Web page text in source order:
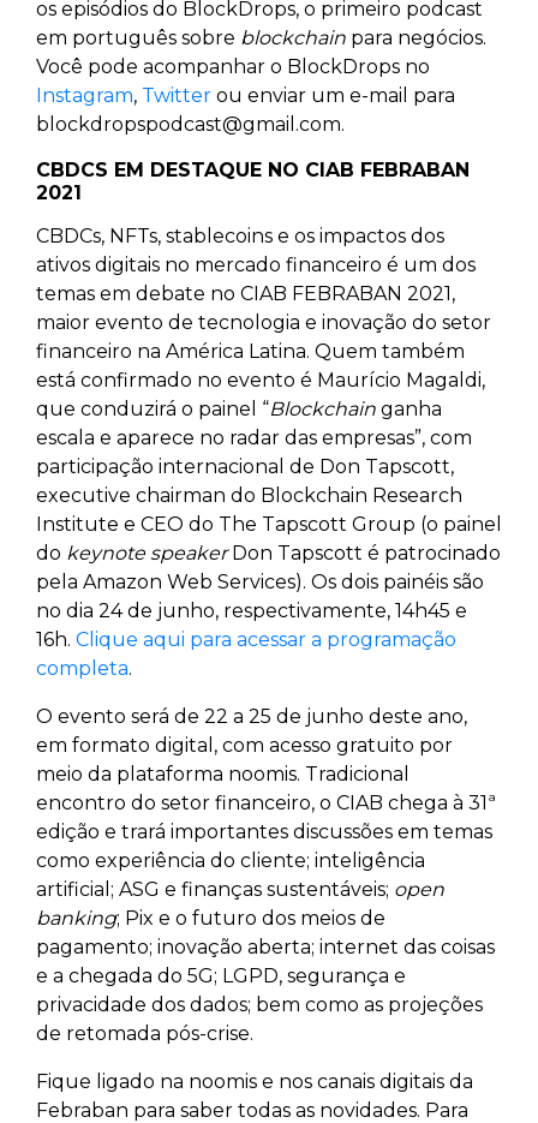
os episódios do BlockDrops, o primeiro podcast
em português sobre blockchain para negócios.
Você pode acompanhar o BlockDrops no
Instagram, Twitter ou enviar um e-mail para
blockdropspodcast@gmail.com.
CBDCS EM DESTAQUE NO CIAB FEBRABAN
2021
CBDCs, NFTs, stablecoins e os impactos dos
ativos digitais no mercado financeiro é um dos
temas em debate no CIAB FEBRABAN 2021,
maior evento de tecnologia e inovação do setor
financeiro na América Latina. Quem também
está confirmado no evento é Maurício Magaldi,
que conduzirá o painel “Blockchain ganha
escala e aparece no radar das empresas”, com
participação internacional de Don Tapscott,
executive chairman do Blockchain Research
Institute e CEO do The Tapscott Group (o painel
do keynote speakerDon Tapscott é patrocinado
pela Amazon Web Services). Os dois painéis são
no dia 24 de junho, respectivamente, 14h45 e
16h. Clique aqui para acessar a programação
completa.
O evento será de 22 a 25 de junho deste ano,
em formato digital, com acesso gratuito por
meio da plataforma noomis. Tradicional
encontro do setor financeiro, o CIAB chega à 31ª
edição e trará importantes discussões em temas
como experiência do cliente; inteligência
artificial; ASG e finanças sustentáveis; open
banking; Pix e o futuro dos meios de
pagamento; inovação aberta; internet das coisas
e a chegada do 5G; LGPD, segurança e
privacidade dos dados; bem como as projeções
de retomada pós-crise.
Fique ligado na noomis e nos canais digitais da
Febraban para saber todas as novidades. Para